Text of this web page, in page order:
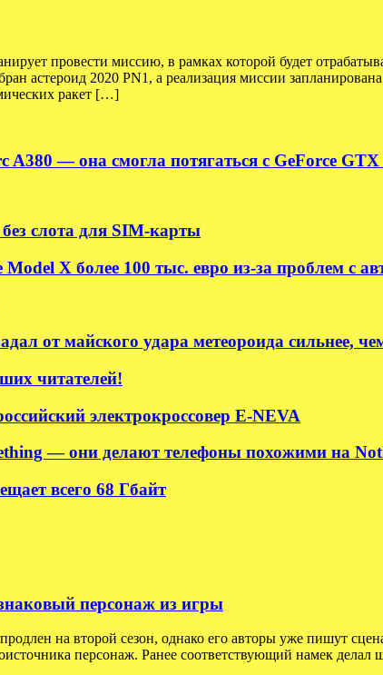
провести миссию, в рамках которой будет
астероид 2020 PN1, а реализация миссии
ракет […]
A380 — она смогла потягаться с GeForce GTX
слота для SIM-карты
X более 100 тыс. евро из-за проблем с
от майского удара метеороида сильнее,
читателей!
электрокроссовер E-NEVA
— они делают телефоны похожими на
всего 68 Гбайт
персонаж из игры
на второй сезон, однако его авторы уже пишут
персонаж. Ранее соответствующий намек